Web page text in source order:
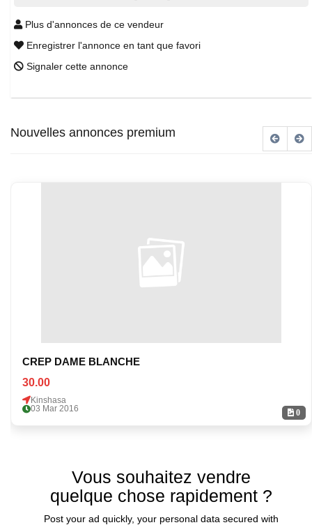
Plus d'annonces de ce vendeur
Enregistrer l'annonce en tant que favori
Signaler cette annonce
Nouvelles annonces premium
0
CREP DAME BLANCHE
30.00
Kinshasa
03 Mar 2016
Vous souhaitez vendre
quelque chose rapidement ?
Post your ad quickly, your personal data secured with